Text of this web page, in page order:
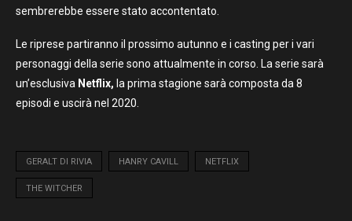
sembrerebbe essere stato accontentato.
Le riprese partiranno il prossimo autunno e i casting per i vari
personaggi della serie sono attualmente in corso. La serie sarà
un’esclusiva Netflix, la prima stagione sarà composta da 8
episodi e uscirà nel 2020.
GERALT DI RIVIA HANRY CAVILL NETFLIX
THE WITCHER